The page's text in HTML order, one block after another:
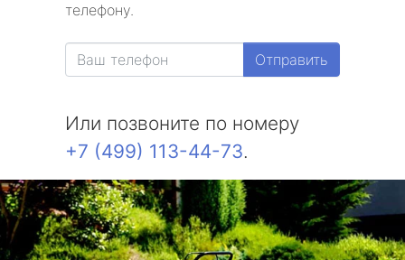
телефону.
Отправить
Или позвоните по номеру
+7 (499) 113-44-73.